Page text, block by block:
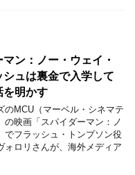
ン：ノー・ウェイ・
ュは裏金で入学して
を明かす
のMCU（マーベル・シネマテ
の映画「スパイダーマン：ノ
でフラッシュ・トンプソン役
ォロリさんが、海外メディア